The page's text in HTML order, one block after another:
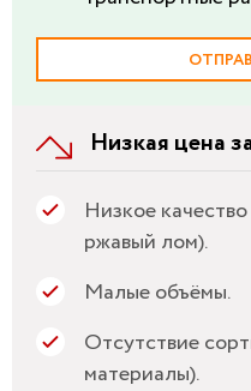
Низкая цена
Низкое
ржавый лом).
Малые объёмы.
Отсутствие
материалы).